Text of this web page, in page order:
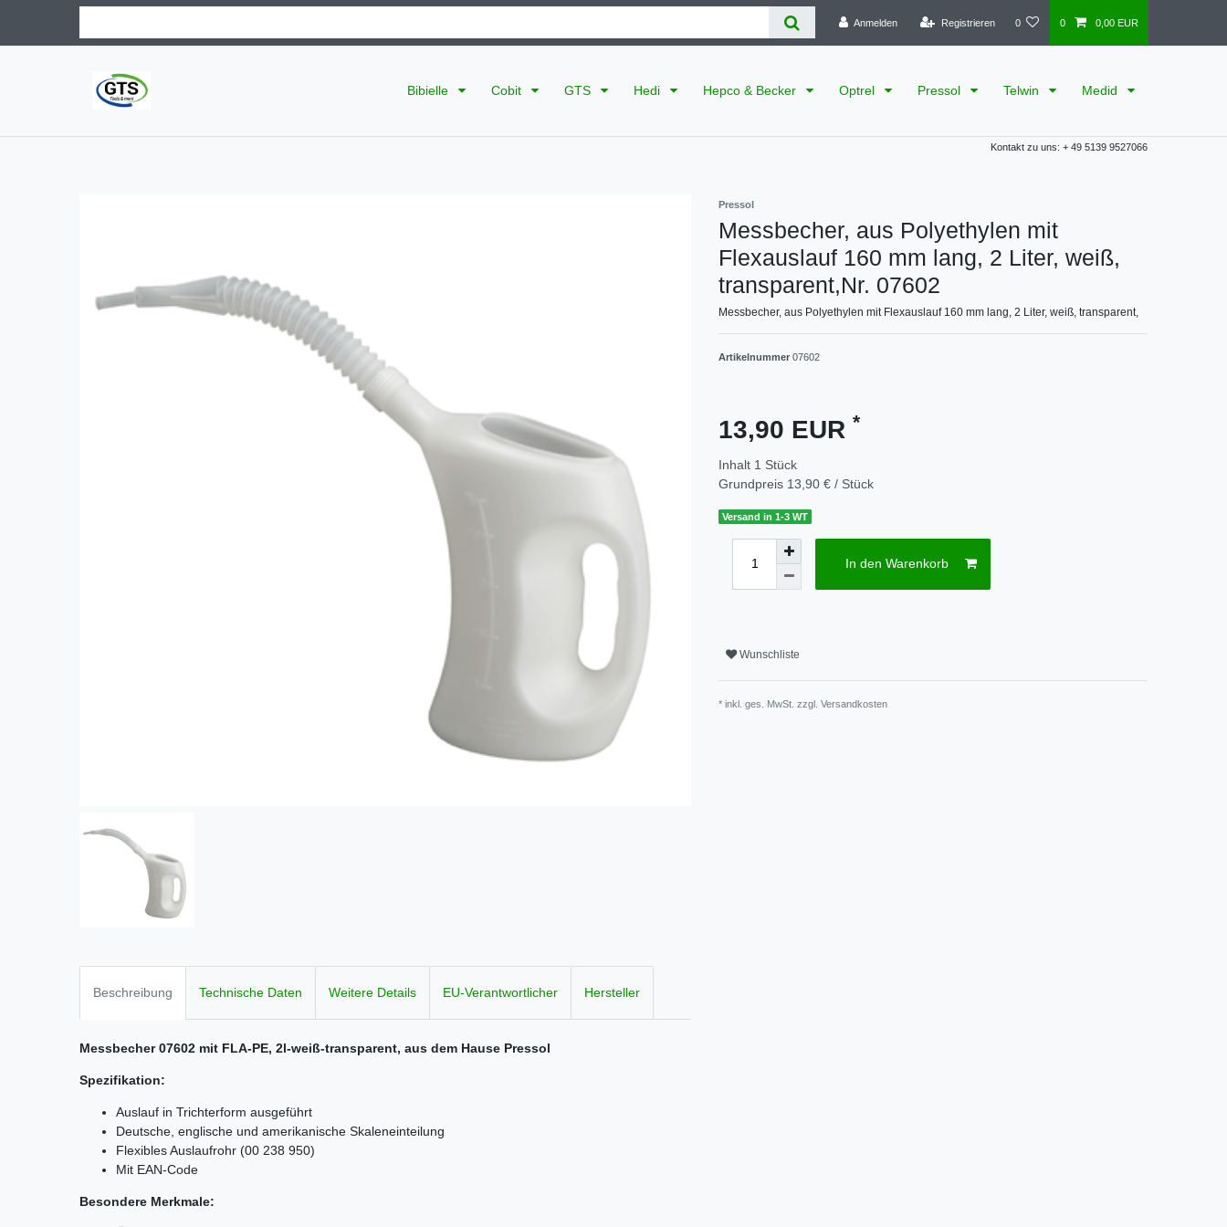
Anmelden Registrieren 0 0 0,00 EUR
Bibielle Cobit GTS Hedi Hepco & Becker Optrel Pressol Telwin Medid
Kontakt zu uns: + 49 5139 9527066
Pressol
Messbecher, aus Polyethylen mit
Flexauslauf 160 mm lang, 2 Liter, weiß,
transparent,Nr. 07602
Messbecher, aus Polyethylen mit Flexauslauf 160 mm lang, 2 Liter, weiß, transparent,
Artikelnummer 07602
13,90 EUR *
Inhalt 1 Stück
Grundpreis 13,90 € / Stück
Versand in 1-3 WT
In den Warenkorb
Wunschliste
* inkl. ges. MwSt. zzgl. Versandkosten
Beschreibung Technische Daten Weitere Details EU-Verantwortlicher Hersteller
Messbecher 07602 mit FLA-PE, 2l-weiß-transparent, aus dem Hause Pressol
Spezifikation:
Auslauf in Trichterform ausgeführt
Deutsche, englische und amerikanische Skaleneinteilung
Flexibles Auslaufrohr (00 238 950)
Mit EAN-Code
Besondere Merkmale: